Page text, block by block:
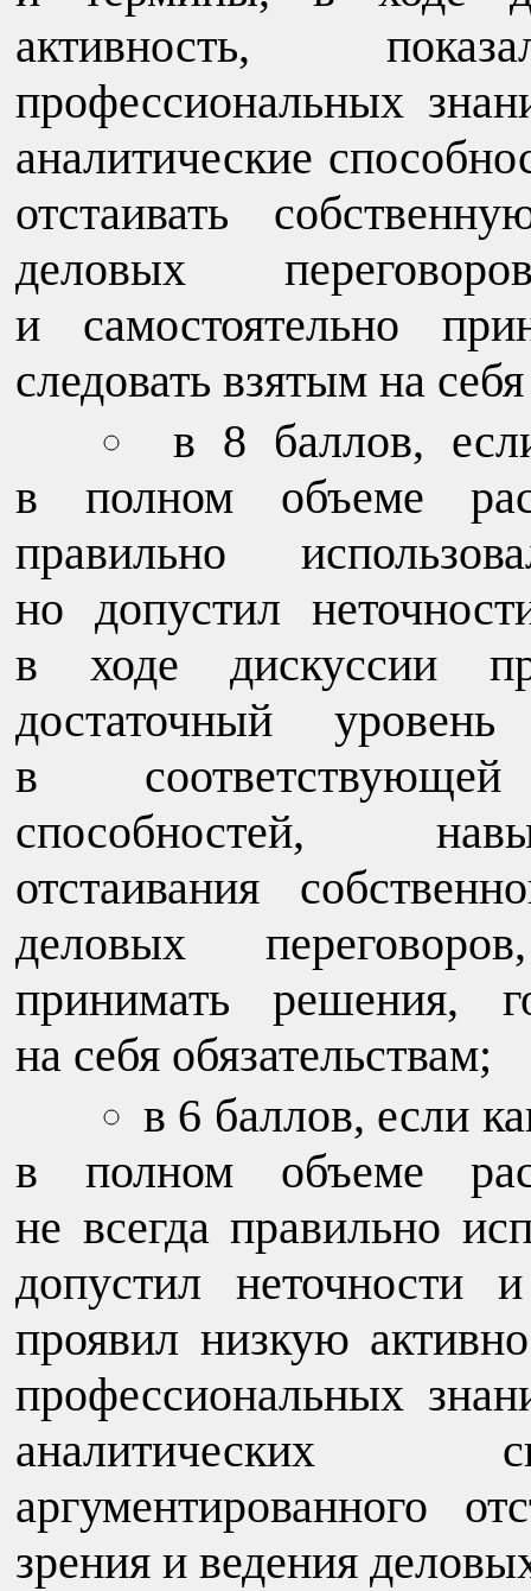
активность,
профессиональных
аналитические
отстаивать
деловых
и самостоятельно
следовать взятым на
в 8 баллов,
в полном объеме
правильно
но допустил
в ходе дискуссии
достаточный
в
способностей,
отстаивания
деловых
принимать решения,
на себя обязательствам;
в 6 баллов, если
в полном объеме
не всегда правильно
допустил неточности
проявил низкую
профессиональных
аналитических
аргументированного
зрения и ведения